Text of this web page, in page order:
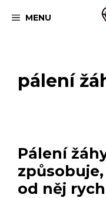
MENU
pálení
Pálení
od něj